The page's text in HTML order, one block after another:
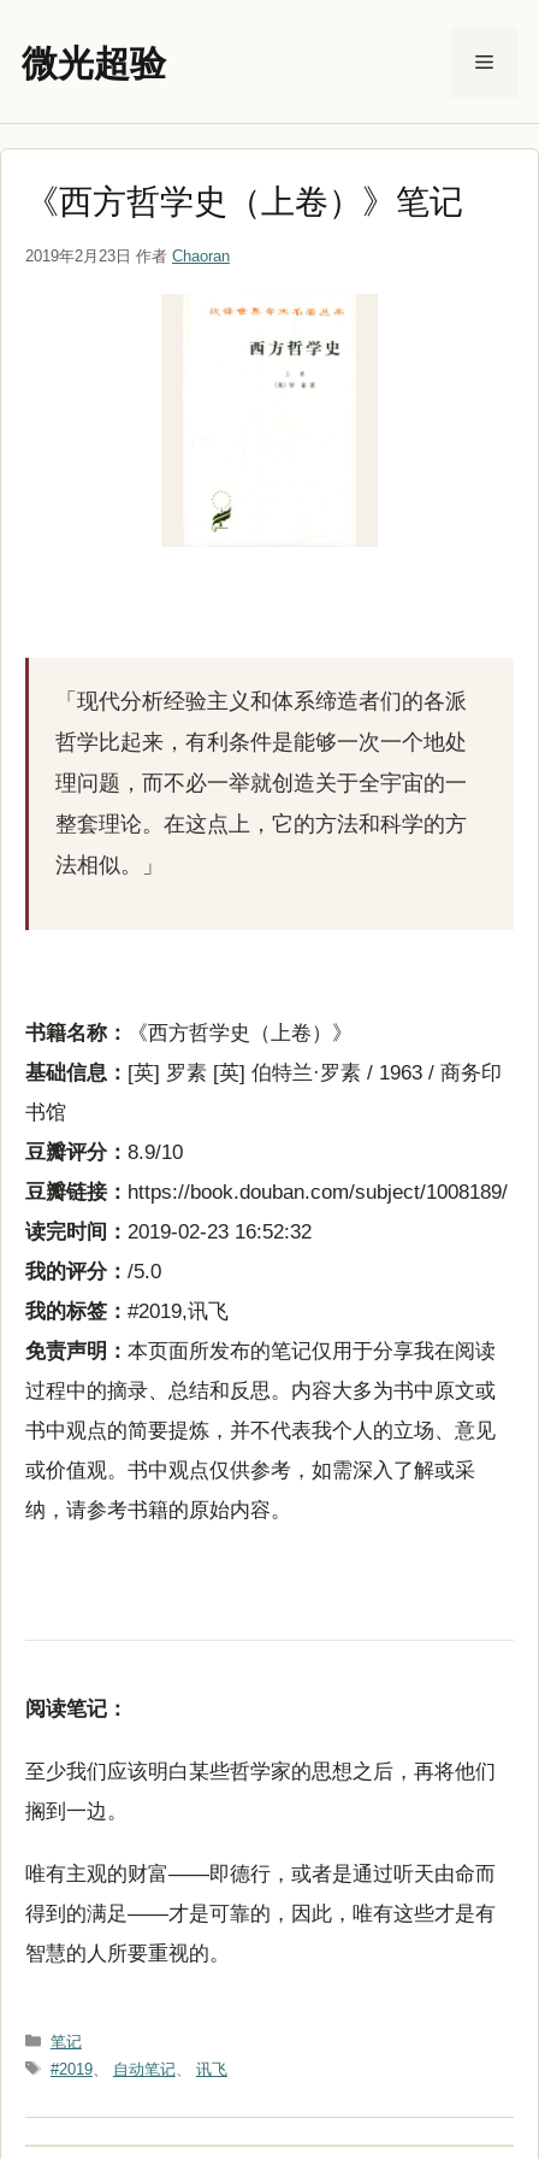
微光超验 菜
《西方哲学史（上卷）》笔记
2019年2月23日 作者 Chaoran
「现代分析经验主义和体系缔造者们的各派
哲学比起来，有利条件是能够一次一个地处
理问题，而不必一举就创造关于全宇宙的一
整套理论。在这点上，它的方法和科学的方
法相似。」
书籍名称：
《西方哲学史（上卷）》
基础信息： [英] 罗素 [英] 伯特兰·罗素 / 1963 / 商务印
书馆
豆瓣评分： 8.9/10
豆瓣链接： https://book.douban.com/subject/1008189/
读完时间： 2019-02-23 16:52:32
我的评分： /5.0
我的标签： #2019,讯飞
免责声明： 本页面所发布的笔记仅用于分享我在阅读
过程中的摘录、总结和反思。内容大多为书中原文或
书中观点的简要提炼，并不代表我个人的立场、意见
或价值观。书中观点仅供参考，如需深入了解或采
纳，请参考书籍的原始内容。
阅读笔记：
至少我们应该明白某些哲学家的思想之后，再将他们
搁到一边。
唯有主观的财富——即德行，或者是通过听天由命而
得到的满足——才是可靠的，因此，唯有这些才是有
智慧的人所要重视的。
分
类
笔记
标
#2019、 自动笔记、 讯飞